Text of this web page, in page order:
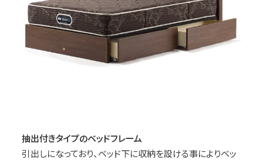
抽出付きタイプのベッドフレーム
引出しになっており、ベッド下に収納を設ける事によりベッ